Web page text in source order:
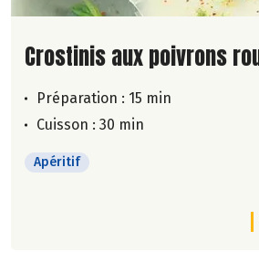
Lire la suite de la recette
Crostinis aux poivrons
Préparation : 15 min
Cuisson : 30 min
Apéritif